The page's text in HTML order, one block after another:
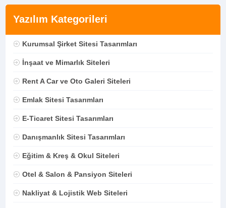
Yazılım Kategorileri
Kurumsal Şirket Sitesi Tasarımları
İnşaat ve Mimarlık Siteleri
Rent A Car ve Oto Galeri Siteleri
Emlak Sitesi Tasarımları
E-Ticaret Sitesi Tasarımları
Danışmanlık Sitesi Tasarımları
Eğitim & Kreş & Okul Siteleri
Otel & Salon & Pansiyon Siteleri
Nakliyat & Lojistik Web Siteleri